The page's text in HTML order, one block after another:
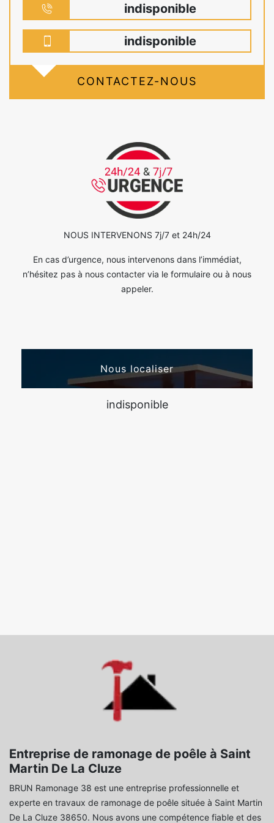
indisponible
indisponible
CONTACTEZ-NOUS
NOUS INTERVENONS 7j/7 et 24h/24
En cas d’urgence, nous intervenons dans l’immédiat,
n’hésitez pas à nous contacter via le formulaire ou à nous
appeler.
Nous localiser
indisponible
Entreprise de ramonage de poêle à Saint
Martin De La Cluze
BRUN Ramonage 38 est une entreprise professionnelle et
experte en travaux de ramonage de poêle située à Saint Martin
De La Cluze 38650. Nous avons une compétence fiable et des